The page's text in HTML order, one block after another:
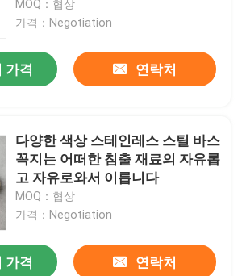
MOQ：협상
가격：Negotiation
가격 연락처
다양한 색상 스테인레스 스틸 바스
꼭지는 어떠한 침출 재료의 자유롭
고 자유로와서 이릅니다
MOQ：협상
가격：Negotiation
가격 연락처